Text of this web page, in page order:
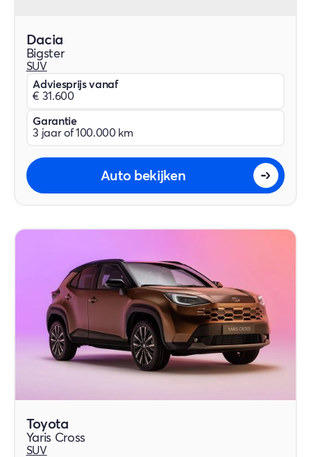
Dacia
Bigster
SUV
Adviesprijs vanaf
€ 31.600
Garantie
3 jaar of 100.000 km
Auto bekijken
Toyota
Yaris Cross
SUV